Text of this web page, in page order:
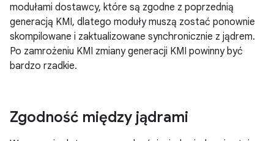
modułami dostawcy, które są zgodne z poprzednią
generacją KMI, dlatego moduły muszą zostać ponownie
skompilowane i zaktualizowane synchronicznie z jądrem.
Po zamrożeniu KMI zmiany generacji KMI powinny być
bardzo rzadkie.
Zgodność między jądrami